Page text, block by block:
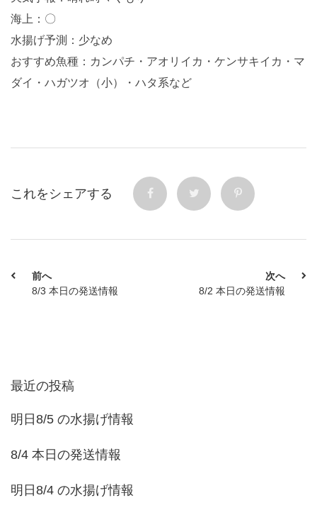
海上：〇
水揚げ予測：少なめ
おすすめ魚種：カンパチ・アオリイカ・ケンサキイカ・マ
ダイ・ハガツオ（小）・ハタ系など
これをシェアする
前へ
8/3 本日の発送情報
次へ
8/2 本日の発送情報
最近の投稿
明日8/5 の水揚げ情報
8/4 本日の発送情報
明日8/4 の水揚げ情報